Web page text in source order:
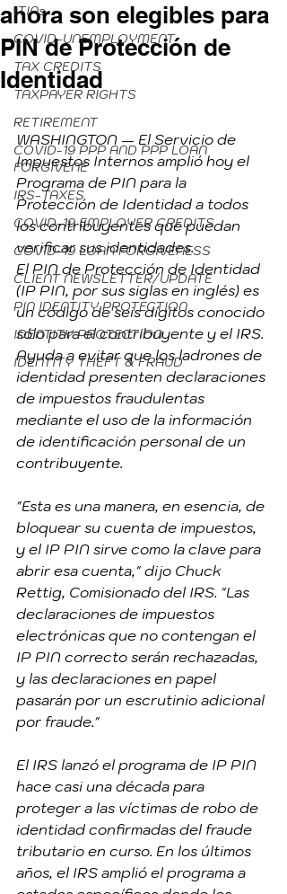
ITINs
COVID-UNEMPLOYMENT
TAX CREDITS
TAXPAYER RIGHTS
RETIREMENT
COVID-19 PPP AND PPP LOAN
FORGIVENE
IRS-TAXES
COVID-19 EMPLOYER CREDITS
COVID-19 LOAN FORGIVENESS
CLIENT NEWSLETTER/UPDATE
PIN IDENTITY PROTECTION
IDENTITY PROTECTION
IDENTITY THEFT & FRAUD
ahora son elegibles para
PIN de Protección de
Identidad
WASHINGTON — El Servicio de
Impuestos Internos amplió hoy el
Programa de PIN para la
Protección de Identidad a todos
los contribuyentes que puedan
verificar sus identidades.
El PIN de Protección de Identidad
(IP PIN, por sus siglas en inglés) es
un código de seis dígitos conocido
sólo para el contribuyente y el IRS.
Ayuda a evitar que los ladrones de
identidad presenten declaraciones
de impuestos fraudulentas
mediante el uso de la información
de identificación personal de un
contribuyente.
"Esta es una manera, en esencia, de
bloquear su cuenta de impuestos,
y el IP PIN sirve como la clave para
abrir esa cuenta," dijo Chuck
Rettig, Comisionado del IRS. "Las
declaraciones de impuestos
electrónicas que no contengan el
IP PIN correcto serán rechazadas,
y las declaraciones en papel
pasarán por un escrutinio adicional
por fraude."
El IRS lanzó el programa de IP PIN
hace casi una década para
proteger a las víctimas de robo de
identidad confirmadas del fraude
tributario en curso. En los últimos
años, el IRS amplió el programa a